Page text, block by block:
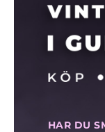
HAR DU